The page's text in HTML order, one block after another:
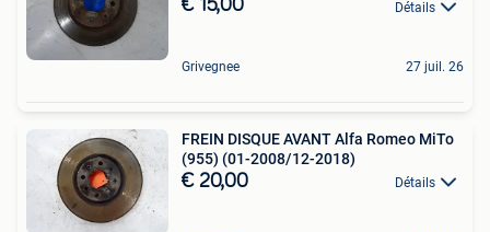
€ 15,00 Détails
Grivegnee 27 juil. 26
FREIN DISQUE AVANT Alfa Romeo MiTo
(955) (01-2008/12-2018)
€ 20,00 Détails